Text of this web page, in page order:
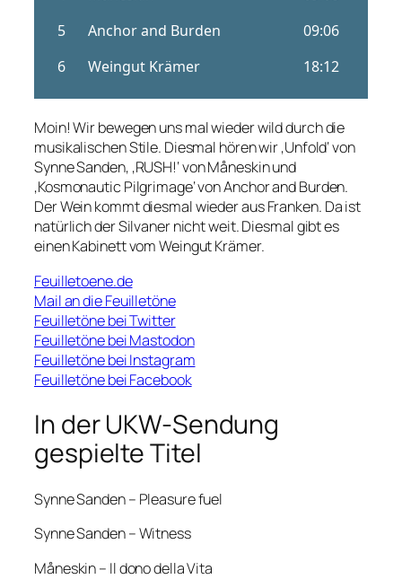
Moin! Wir bewegen uns mal wieder wild durch die
musikalischen Stile. Diesmal hören wir ‚Unfold‘ von
Synne Sanden, ‚RUSH!‘ von Måneskin und
‚Kosmonautic Pilgrimage‘ von Anchor and Burden.
Der Wein kommt diesmal wieder aus Franken. Da ist
natürlich der Silvaner nicht weit. Diesmal gibt es
einen Kabinett vom Weingut Krämer.
Feuilletoene.de
Mail an die Feuilletöne
Feuilletöne bei Twitter
Feuilletöne bei Mastodon
Feuilletöne bei Instagram
Feuilletöne bei Facebook
In der UKW-Sendung
gespielte Titel
Synne Sanden – Pleasure fuel
Synne Sanden – Witness
Måneskin – Il dono della Vita